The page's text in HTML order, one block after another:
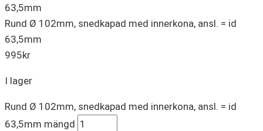
Rund Ø 102mm, snedkapad med innerkona, ansl. = id
63,5mm
995kr
I lager
Rund Ø 102mm, snedkapad med innerkona, ansl. = id
63,5mm mängd